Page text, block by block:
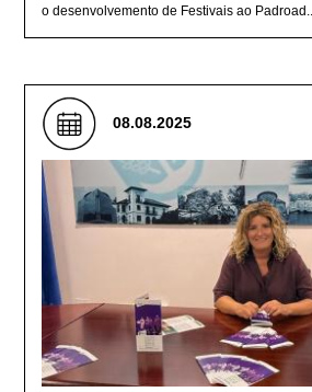
o desenvolvemento de Festivais ao Padroad...
08.08.2025